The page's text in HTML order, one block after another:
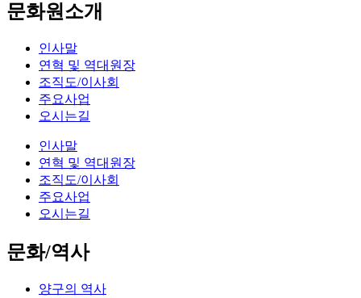
문화원소개
인사말
연혁 및 역대원장
조직도/이사회
주요사업
오시는길
인사말
연혁 및 역대원장
조직도/이사회
주요사업
오시는길
문화/역사
양구의 역사